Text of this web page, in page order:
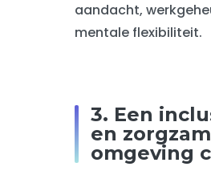
aandacht,
mentale flexibiliteit.
3. Een
en
omgeving